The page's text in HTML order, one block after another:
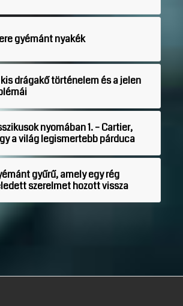
gyémánt nyakék
kis drágakő történelem és a jelen
nyomában 1. – Cartier,
a világ legismertebb párduca
gyűrű, amely egy rég
szerelmet hozott vissza